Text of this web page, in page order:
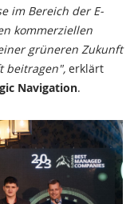
im Bereich der E-
kommerziellen
grüneren Zukunft
beitragen", erklärt
Navigation.